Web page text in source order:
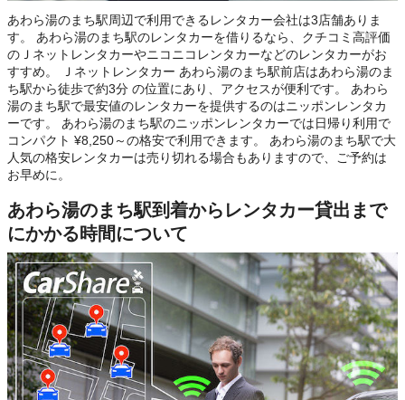
あわら湯のまち駅周辺で利用できるレンタカー会社は3店舗ありま
す。 あわら湯のまち駅のレンタカーを借りるなら、クチコミ高評価
のＪネットレンタカーやニコニコレンタカーなどのレンタカーがお
すすめ。 Ｊネットレンタカー あわら湯のまち駅前店はあわら湯のま
ち駅から徒歩で約3分 の位置にあり、アクセスが便利です。 あわら
湯のまち駅で最安値のレンタカーを提供するのはニッポンレンタカ
ーです。 あわら湯のまち駅のニッポンレンタカーでは日帰り利用で
コンパクト ¥8,250～の格安で利用できます。 あわら湯のまち駅で大
人気の格安レンタカーは売り切れる場合もありますので、ご予約は
お早めに。
あわら湯のまち駅到着からレンタカー貸出まで
にかかる時間について